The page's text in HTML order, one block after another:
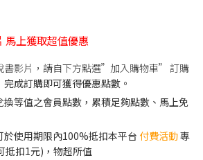
馬上獲取超值優惠
書影片，請自下方點選”加入購物車” 訂購
完成訂購即可獲得優惠點數。
等值之會員點數，累積足夠點數、馬上免
於使用期限內100%抵扣本平台 付費活動專
抵扣1元)，物超所值